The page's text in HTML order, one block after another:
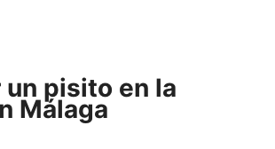
pisito en la
Málaga